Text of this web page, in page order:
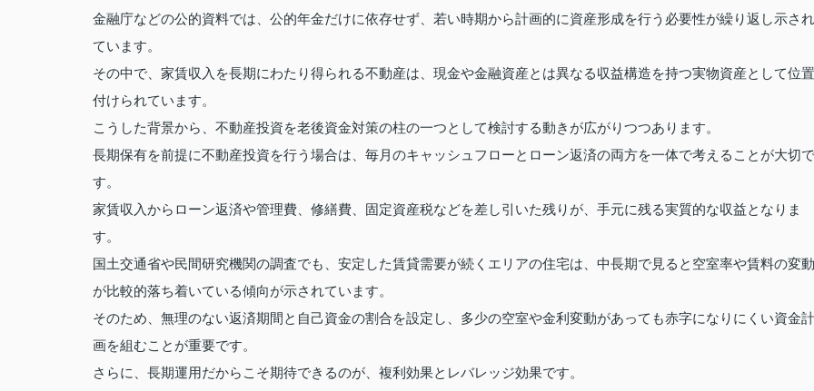
金融庁などの公的資料では、公的年金だけに依存せず、若い時期から計画的に資産形成を行う必要性が繰り返し示され
ています。
その中で、家賃収入を長期にわたり得られる不動産は、現金や金融資産とは異なる収益構造を持つ実物資産として位置
付けられています。
こうした背景から、不動産投資を老後資金対策の柱の一つとして検討する動きが広がりつつあります。
長期保有を前提に不動産投資を行う場合は、毎月のキャッシュフローとローン返済の両方を一体で考えることが大切で
す。
家賃収入からローン返済や管理費、修繕費、固定資産税などを差し引いた残りが、手元に残る実質的な収益となりま
す。
国土交通省や民間研究機関の調査でも、安定した賃貸需要が続くエリアの住宅は、中長期で見ると空室率や賃料の変動
が比較的落ち着いている傾向が示されています。
そのため、無理のない返済期間と自己資金の割合を設定し、多少の空室や金利変動があっても赤字になりにくい資金計
画を組むことが重要です。
さらに、長期運用だからこそ期待できるのが、複利効果とレバレッジ効果です。